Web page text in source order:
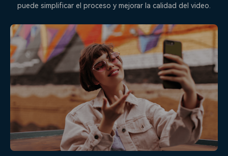
puede simplificar el proceso y mejorar la calidad del video.